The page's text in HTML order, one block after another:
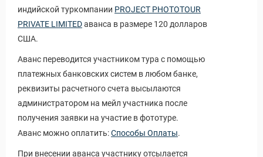
индийской туркомпании PROJECT PHOTOTOUR
PRIVATE LIMITEDаванса в размере 120 долларов
США.
Аванс переводится участником тура с помощью
платежных банковских систем в любом банке,
реквизиты расчетного счета высылаются
администратором на мейл участника после
получения заявки на участие в фототуре.
Аванс можно оплатить:Способы Оплаты.
При внесении аванса участнику отсылается